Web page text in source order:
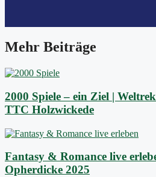
Mehr Beiträge
2000 Spiele – ein Ziel |
TTC Holzwickede
Fantasy & Romance live
Opherdicke 2025